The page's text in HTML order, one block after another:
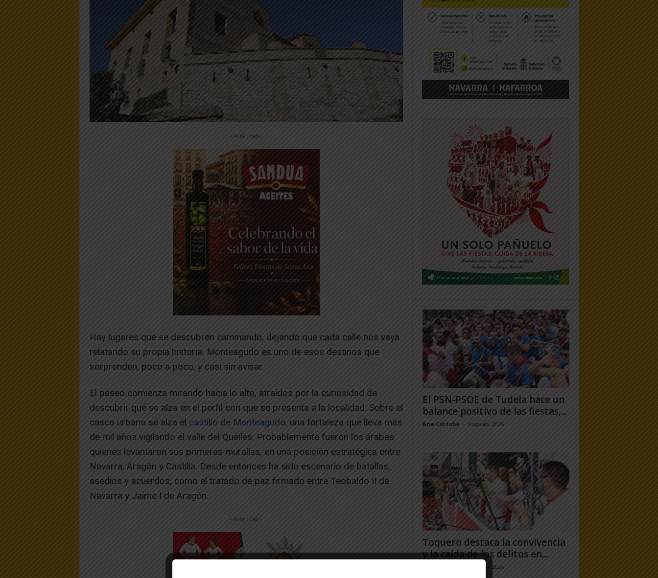
-- Publicidad --
Hay lugares que se descubren caminando, dejando que cada calle nos vaya
relatando su propia historia. Monteagudo es uno de esos destinos que
sorprenden, poco a poco, y casi sin avisar.
El paseo comienza mirando hacia lo alto, atraídos por la curiosidad de
descubrir qué se alza en el perfil con que se presenta a la localidad. Sobre el
casco urbano se alza el castillo de Monteagudo, una fortaleza que lleva más
de mil años vigilando el valle del Queiles. Probablemente fueron los árabes
quienes levantaron sus primeras murallas, en una posición estratégica entre
Navarra, Aragón y Castilla. Desde entonces ha sido escenario de batallas,
asedios y acuerdos, como el tratado de paz firmado entre Teobaldo II de
Navarra y Jaime I de Aragón.
-- Publicidad --
El PSN-PSOE de Tudela hace un
balance positivo de las fiestas,...
Ana Córdoba - 1 agosto, 2026
Toquero destaca la convivencia
y la caída de los delitos en...
31 julio, 2026